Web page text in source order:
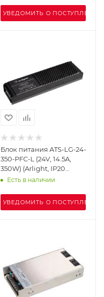
УВЕДОМИТЬ О ПОСТУПЛЕНИИ
Блок питания ATS-LG-24-
350-PFC-L (24V, 14.5A,
350W) (Arlight, IP20
Сетка, 5 лет)
Есть в наличии
УВЕДОМИТЬ О ПОСТУПЛЕНИИ